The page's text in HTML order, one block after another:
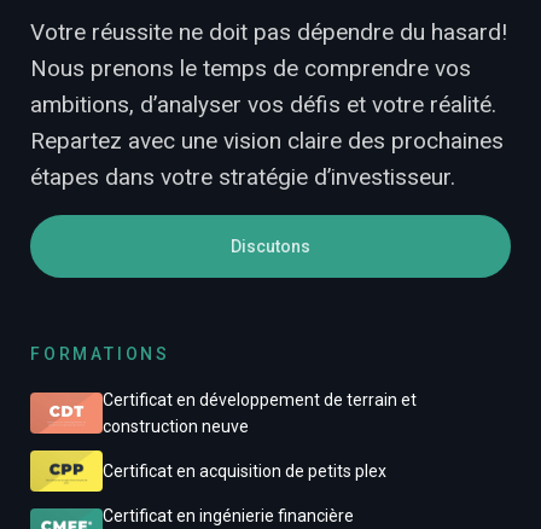
Votre réussite ne doit pas dépendre du hasard!
Nous prenons le temps de comprendre vos
ambitions, d’analyser vos défis et votre réalité.
Repartez avec une vision claire des prochaines
étapes dans votre stratégie d’investisseur.
Discutons
FORMATIONS
Certificat en développement de terrain et
construction neuve
Certificat en acquisition de petits plex
Certificat en ingénierie financière